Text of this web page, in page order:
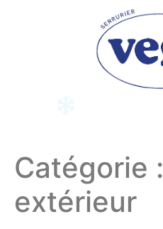
Catégorie :
extérieur